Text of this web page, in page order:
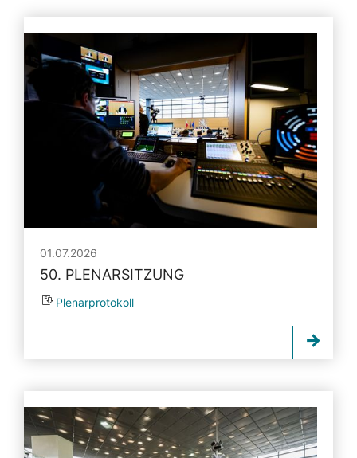
01.07.2026
50. PLENARSITZUNG
Plenarprotokoll